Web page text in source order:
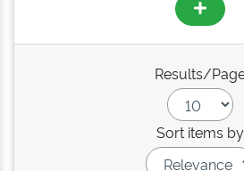
Results/
Sort items by